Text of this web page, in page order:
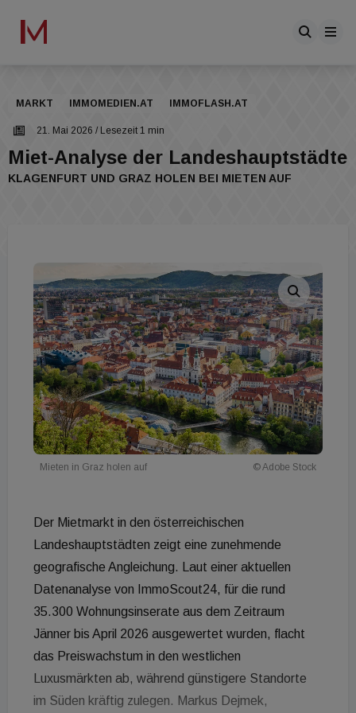
MARKT IMMOMEDIEN.AT IMMOFLASH.AT
21. Mai 2026 / Lesezeit 1 min
Miet-Analyse der Landeshauptstädte
KLAGENFURT UND GRAZ HOLEN BEI MIETEN AUF
Mieten in Graz holen auf © Adobe Stock
Der Mietmarkt in den österreichischen
Landeshauptstädten zeigt eine zunehmende
geografische Angleichung. Laut einer aktuellen
Datenanalyse von ImmoScout24, für die rund
35.300 Wohnungsinserate aus dem Zeitraum
Jänner bis April 2026 ausgewertet wurden, flacht
das Preiswachstum in den westlichen
Luxusmärkten ab, während günstigere Standorte
im Süden kräftig zulegen. Markus Dejmek,